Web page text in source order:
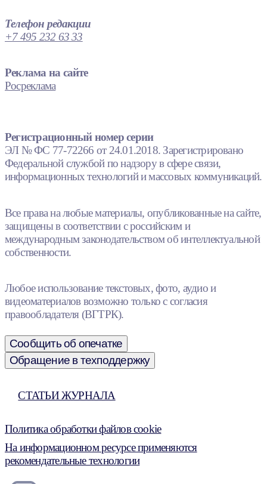
Телефон редакции
+7 495 232 63 33
Реклама на сайте
Росреклама
Регистрационный номер серии
ЭЛ № ФС 77-72266 от 24.01.2018. Зарегистрировано
Федеральной службой по надзору в сфере связи,
информационных технологий и массовых коммуникаций.
Все права на любые материалы, опубликованные на сайте,
защищены в соответствии с российским и
международным законодательством об интеллектуальной
собственности.
Любое использование текстовых, фото, аудио и
видеоматериалов возможно только с согласия
правообладателя (ВГТРК).
Сообщить об опечатке
Обращение в техподдержку
СТАТЬИ ЖУРНАЛА
Политика обработки файлов cookie
На информационном ресурсе применяются
рекомендательные технологии